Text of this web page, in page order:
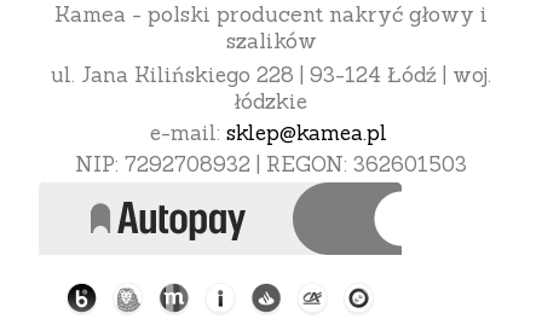
Kamea - polski producent nakryć głowy i
szalików
ul. Jana Kilińskiego 228 | 93-124 Łódź | woj.
łódzkie
e-mail: sklep@kamea.pl
NIP: 7292708932 | REGON: 362601503